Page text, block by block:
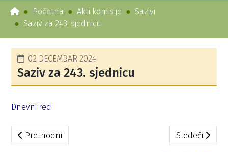
Početna Akti komisije
Sazivi
Saziv za 243. sjednicu
02 DECEMBAR 2024
Saziv za 243. sjednicu
Dnevni red
Prethodni članak: Saziv za 244. sjednicu
Prethodni Sledeći
Sledeći